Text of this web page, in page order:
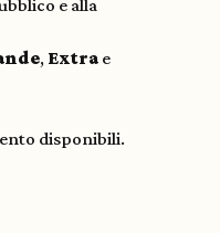
e alla
, Extrae
disponibili.